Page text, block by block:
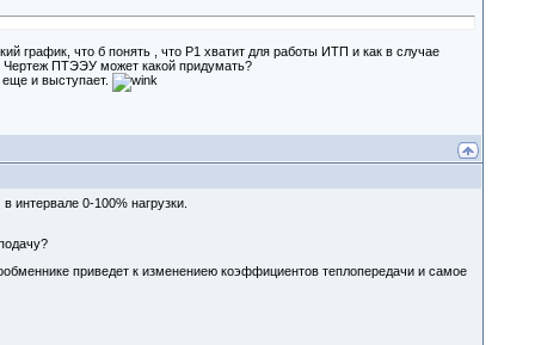
график, что б понять , что Р1 хватит для работы ИТП и как в случае
Чертеж ПТЭЭУ может какой придумать?
и выступает.
интервале 0-100% нагрузки.
приведет к изменениею коэффициентов теплопередачи и самое